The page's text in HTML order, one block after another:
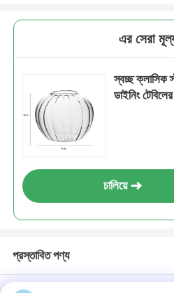
এর সেরা
স্বচ্ছ ক্লাসিক
ডাইনিং
চালিয়ে
প্রস্তাবিত পণ্য